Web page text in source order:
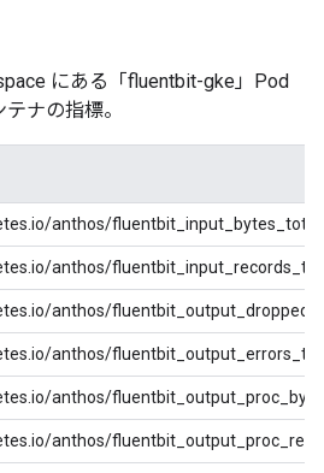
にある「fluentbit-gke」Pod
ナの指標。
anthos/fluentbit_input_bytes_total
anthos/
anthos/
anthos/
anthos/
anthos/